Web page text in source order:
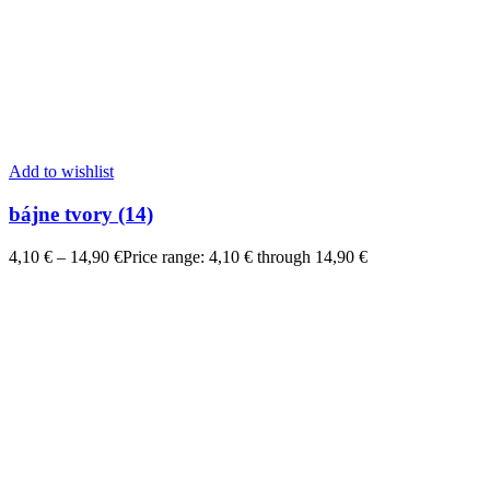
Add to wishlist
bájne tvory (14)
4,10 € – 14,90 €Price range: 4,10 € through 14,90 €